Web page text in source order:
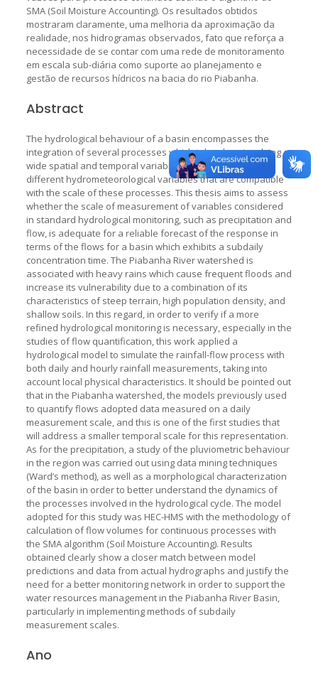
SMA (Soil Moisture Accounting). Os resultados obtidos
mostraram claramente, uma melhoria da aproximação da
realidade, nos hidrogramas observados, fato que reforça a
necessidade de se contar com uma rede de monitoramento
em escala sub-diária como suporte ao planejamento e
gestão de recursos hídricos na bacia do rio Piabanha.
Abstract
The hydrological behaviour of a basin encompasses the
integration of several processes which take place involving a
wide spatial and temporal variability, requiring data of
different hydrometeorological variables that are compatible
with the scale of these processes. This thesis aims to assess
whether the scale of measurement of variables considered
in standard hydrological monitoring, such as precipitation and
flow, is adequate for a reliable forecast of the response in
terms of the flows for a basin which exhibits a subdaily
concentration time. The Piabanha River watershed is
associated with heavy rains which cause frequent floods and
increase its vulnerability due to a combination of its
characteristics of steep terrain, high population density, and
shallow soils. In this regard, in order to verify if a more
refined hydrological monitoring is necessary, especially in the
studies of flow quantification, this work applied a
hydrological model to simulate the rainfall-flow process with
both daily and hourly rainfall measurements, taking into
account local physical characteristics. It should be pointed out
that in the Piabanha watershed, the models previously used
to quantify flows adopted data measured on a daily
measurement scale, and this is one of the first studies that
will address a smaller temporal scale for this representation.
As for the precipitation, a study of the pluviometric behaviour
in the region was carried out using data mining techniques
(Ward’s method), as well as a morphological characterization
of the basin in order to better understand the dynamics of
the processes involved in the hydrological cycle. The model
adopted for this study was HEC-HMS with the methodology of
calculation of flow volumes for continuous processes with
the SMA algorithm (Soil Moisture Accounting). Results
obtained clearly show a closer match between model
predictions and data from actual hydrographs and justify the
need for a better monitoring network in order to support the
water resources management in the Piabanha River Basin,
particularly in implementing methods of subdaily
measurement scales.
Ano